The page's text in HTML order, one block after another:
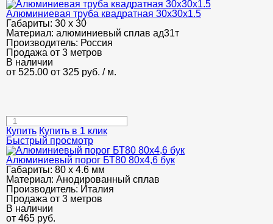
Алюминиевая труба квадратная 30х30х1.5
Габариты: 30 х 30
Материал: алюминиевый сплав ад31т
Производитель: Россия
Продажа от 3 метров
В наличии
от 525.00 от 325 руб. / м.
Купить Купить в 1 клик
Быстрый просмотр
Алюминиевый порог БТ80 80х4,6 бук
Габариты: 80 х 4.6 мм
Материал: Анодированный сплав
Производитель: Италия
Продажа от 3 метров
В наличии
от 465 руб.